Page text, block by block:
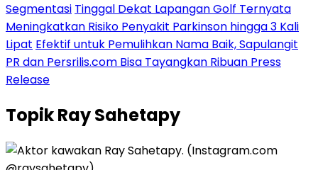
Segmentasi Tinggal Dekat Lapangan Golf Ternyata
Meningkatkan Risiko Penyakit Parkinson hingga 3 Kali
Lipat Efektif untuk Pemulihkan Nama Baik, Sapulangit
PR dan Persrilis.com Bisa Tayangkan Ribuan Press
Release
TopikRay Sahetapy